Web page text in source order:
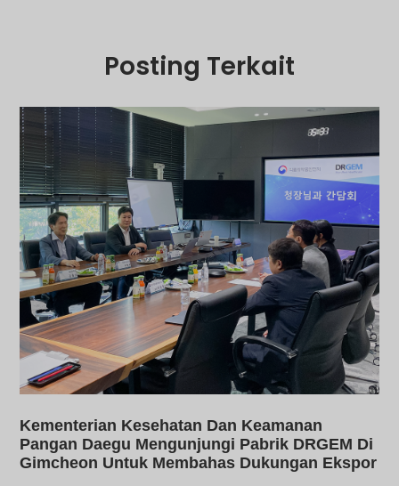
Posting Terkait
Kementerian Kesehatan Dan Keamanan
Pangan Daegu Mengunjungi Pabrik DRGEM Di
Gimcheon Untuk Membahas Dukungan Ekspor